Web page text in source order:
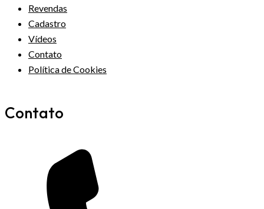
Revendas
Cadastro
Vídeos
Contato
Política de Cookies
Contato